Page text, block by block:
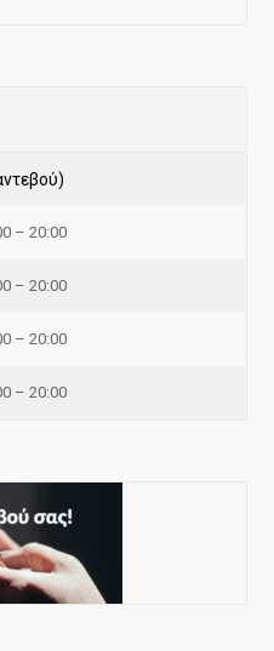
– 20:00
– 20:00
– 20:00
– 20:00